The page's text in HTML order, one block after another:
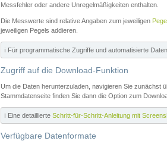
Messfehler oder andere Unregelmäßigkeiten enthalten.
Die Messwerte sind relative Angaben zum jeweiligen
jeweiligen Pegels addieren.
ℹ️ Für programmatische Zugriffe und automatisierte
Zugriff auf die Download-Funktion
Um die Daten herunterzuladen, navigieren Sie zunächst
Stammdatenseite finden Sie dann die Option zum
ℹ️ Eine detaillierte Schritt-für-Schritt-Anleitung mit
Verfügbare Datenformate